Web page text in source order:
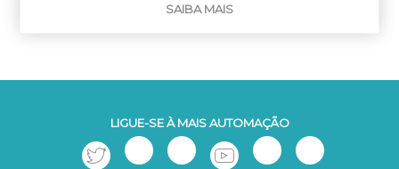
LIGUE-SE À MAIS AUTOMAÇÃO
SAIBA MAIS